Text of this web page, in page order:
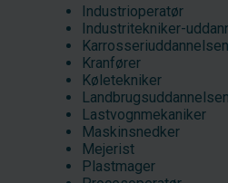
Industrioperatør
Industritekniker-
Karrosseriuddannelsen
Kranfører
Køletekniker
Landbrugsuddannelsen
Lastvognmekaniker
Maskinsnedker
Mejerist
Plastmager